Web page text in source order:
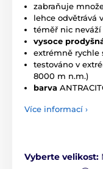
zabraňuje
lehce odvětrává
téměř nic neváží
vysoce
extrémně rychle
testováno v
8000 m n.m.)
barva
Více informací ›
Vyberte velikost: